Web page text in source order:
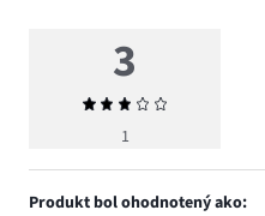
3
Priemerné
hodnotenie
1
Produkt bol ohodnotený ako: